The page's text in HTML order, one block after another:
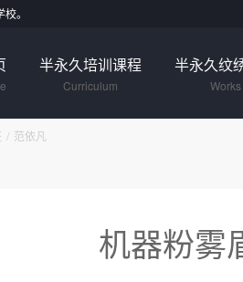
校。
半永久培训课程
Curriculum
半永久纹
Works
范依凡
机器粉雾